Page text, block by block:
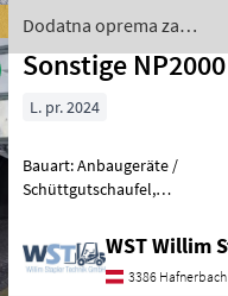
Dodatna oprema za
traktorje / Sonstige
Sonstige NP2000
L. pr. 2024
Bauart: Anbaugeräte /
Schüttgutschaufel,
Beschreibung: Kozina
Leichtgutschaufel für
Gabelstapler Dodatna 3386 Hafnerbach